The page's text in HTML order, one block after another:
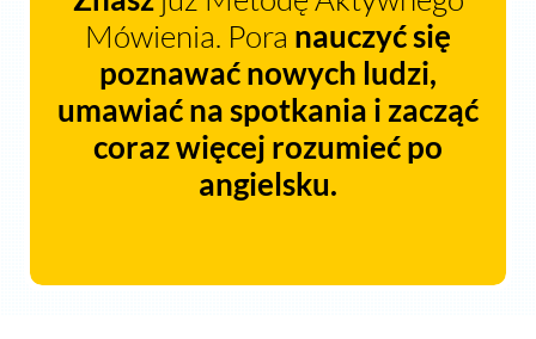
Mówienia. Pora nauczyć się
poznawać nowych ludzi,
umawiać na spotkania i zacząć
coraz więcej rozumieć po
angielsku.